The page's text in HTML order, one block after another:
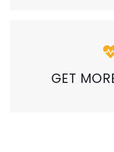
GET